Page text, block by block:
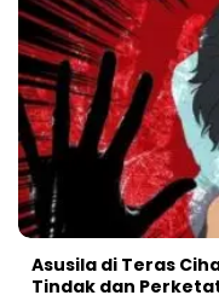
Asusila di Teras
Tindak dan